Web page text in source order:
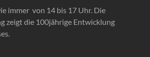
immer von 14 bis 17 Uhr. Die
zeigt die 100jährige Entwicklung